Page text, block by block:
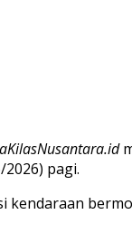
pagi.
kendaraan